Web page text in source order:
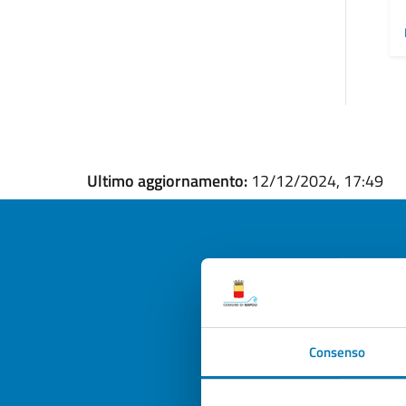
Consenso
Ultimo aggiornamento: 12/12/2024, 17:49
Valuta la